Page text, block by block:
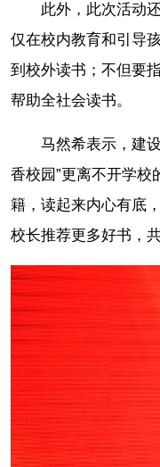
此外，此次活动
仅在校内教育和引导
到校外读书；不但要
帮助全社会读书。
马然希表示，建
香校园”更离不开学校
籍，读起来内心有底
校长推荐更多好书，